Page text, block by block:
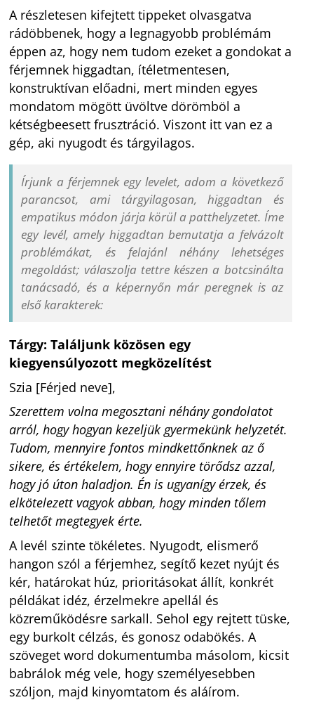
A részletesen kifejtett tippeket olvasgatva
rádöbbenek, hogy a legnagyobb problémám
éppen az, hogy nem tudom ezeket a gondokat a
férjemnek higgadtan, ítéletmentesen,
konstruktívan előadni, mert minden egyes
mondatom mögött üvöltve dörömböl a
kétségbeesett frusztráció. Viszont itt van ez a
gép, aki nyugodt és tárgyilagos.
Írjunk a férjemnek egy levelet, adom a következő
parancsot, ami tárgyilagosan, higgadtan és
empatikus módon járja körül a patthelyzetet. Íme
egy levél, amely higgadtan bemutatja a felvázolt
problémákat, és felajánl néhány lehetséges
megoldást; válaszolja tettre készen a botcsinálta
tanácsadó, és a képernyőn már peregnek is az
első karakterek:
Tárgy: Találjunk közösen egy
kiegyensúlyozott megközelítést
Szia [Férjed neve],
Szerettem volna megosztani néhány gondolatot
arról, hogy hogyan kezeljük gyermekünk helyzetét.
Tudom, mennyire fontos mindkettőnknek az ő
sikere, és értékelem, hogy ennyire törődsz azzal,
hogy jó úton haladjon. Én is ugyanígy érzek, és
elkötelezett vagyok abban, hogy minden tőlem
telhetőt megtegyek érte.
A levél szinte tökéletes. Nyugodt, elismerő
hangon szól a férjemhez, segítő kezet nyújt és
kér, határokat húz, prioritásokat állít, konkrét
példákat idéz, érzelmekre apellál és
közreműködésre sarkall. Sehol egy rejtett tüske,
egy burkolt célzás, és gonosz odabökés. A
szöveget word dokumentumba másolom, kicsit
babrálok még vele, hogy személyesebben
szóljon, majd kinyomtatom és aláírom.